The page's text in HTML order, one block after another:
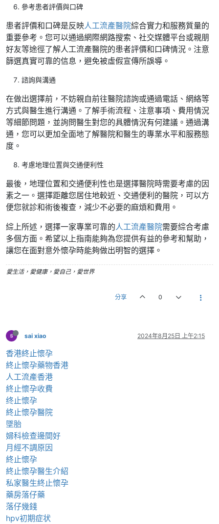
參考患者評價與口碑
患者評價和口碑是反映人工流產醫院綜合實力和服務質量的
重要參考。您可以通過網際網路搜索、社交媒體平台或親朋
好友等途徑了解人工流產醫院的患者評價和口碑情況。注意
篩選真實可靠的信息，避免被虛假宣傳所誤導。
諮詢與溝通
在做出選擇前，不妨親自前往醫院諮詢或通過電話、網絡等
方式與醫生進行溝通。了解手術流程、注意事項、費用情況
等細節問題，並詢問醫生對您的具體情況有何建議。通過溝
通，您可以更加全面地了解醫院和醫生的專業水平和服務態
度。
考慮地理位置與交通便利性
最後，地理位置和交通便利性也是選擇醫院時需要考慮的因
素之一。選擇距離您居住地較近、交通便利的醫院，可以方
便您就診和術後複查，減少不必要的麻煩和費用。
綜上所述，選擇一家專業可靠的人工流產醫院需要綜合考慮
多個方面。希望以上指南能夠為您提供有益的參考和幫助，
讓您在面對意外懷孕時能夠做出明智的選擇。
愛生活，愛健康，愛自己，愛世界
分享 0
sai xiao 2024年8月25日 上午2:15
香港終止懷孕
終止懷孕藥物香港
人工流產香港
終止懷孕收費
终止懷孕
終止懷孕醫院
墜胎
婦科檢查邊間好
月經不調原因
終止懷孕
終止懷孕醫生介紹
私家醫生終止懷孕
藥房落仔藥
落仔幾錢
hpv初期症状